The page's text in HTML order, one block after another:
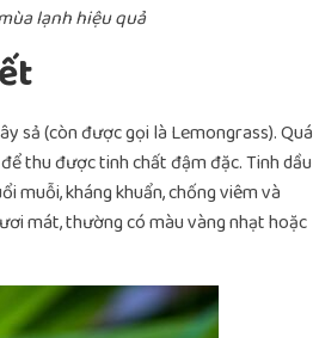
lạnh hiệu quả
sả (còn được gọi là Lemongrass). Quá
thu được tinh chất đậm đặc. Tinh dầu
muỗi, kháng khuẩn, chống viêm và
mát, thường có màu vàng nhạt hoặc